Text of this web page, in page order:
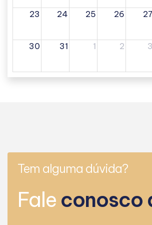
23 24 25 26 27
30 31 1 2 3
Tem alguma dúvida?
Fale conosco